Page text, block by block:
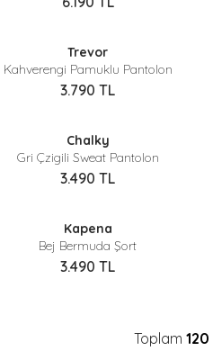
Trevor
Kahverengi Pamuklu Pantolon
3.790 TL
Chalky
Gri Çzigili Sweat Pantolon
3.490 TL
Kapena
Bej Bermuda Şort
3.490 TL
Toplam 120